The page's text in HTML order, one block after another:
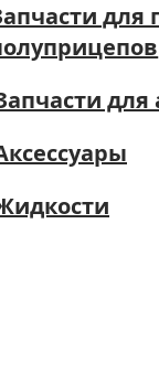
для
для